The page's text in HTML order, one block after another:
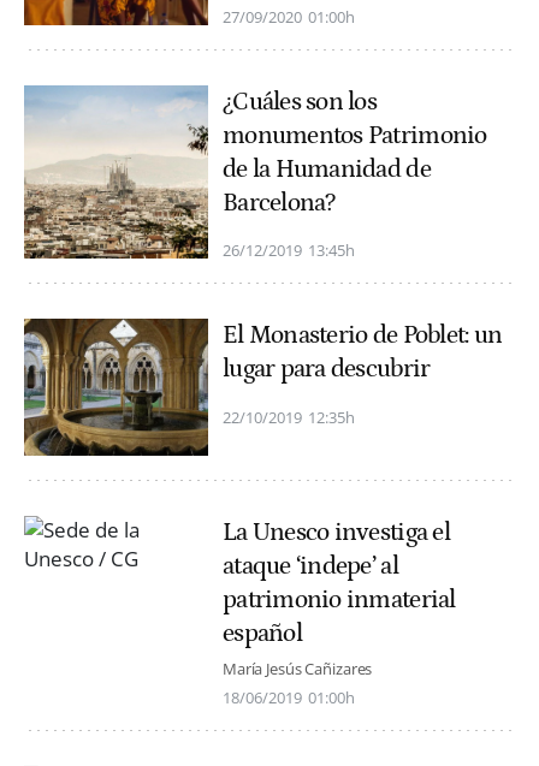
27/09/2020 01:00h
¿Cuáles son los
monumentos Patrimonio
de la Humanidad de
Barcelona?
26/12/2019 13:45h
El Monasterio de Poblet: un
lugar para descubrir
22/10/2019 12:35h
La Unesco investiga el
ataque ‘indepe’ al
patrimonio inmaterial
español
María Jesús Cañizares
18/06/2019 01:00h